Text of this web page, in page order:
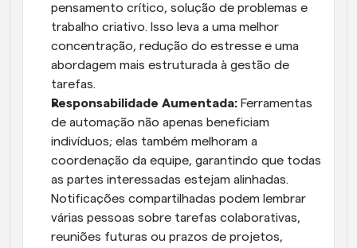
pensamento crítico, solução de problemas e
trabalho criativo. Isso leva a uma melhor
concentração, redução do estresse e uma
abordagem mais estruturada à gestão de
tarefas.
Responsabilidade Aumentada: Ferramentas
de automação não apenas beneficiam
indivíduos; elas também melhoram a
coordenação da equipe, garantindo que todas
as partes interessadas estejam alinhadas.
Notificações compartilhadas podem lembrar
várias pessoas sobre tarefas colaborativas,
reuniões futuras ou prazos de projetos,